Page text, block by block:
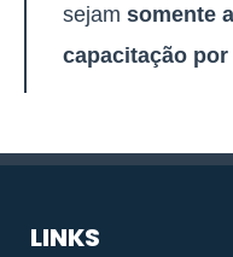
sejam somente
capacitação por
LINKS